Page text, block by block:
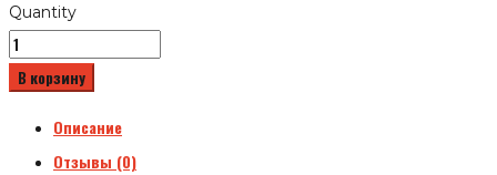
Quantity
В корзину
Описание
Отзывы (0)